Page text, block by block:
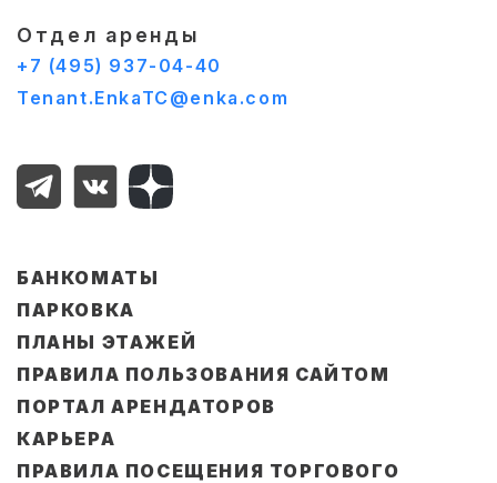
Отдел аренды
+7 (495) 937-04-40
Tenant.EnkaTC@enka.com
БАНКОМАТЫ
ПАРКОВКА
ПЛАНЫ ЭТАЖЕЙ
ПРАВИЛА ПОЛЬЗОВАНИЯ САЙТОМ
ПОРТАЛ АРЕНДАТОРОВ
КАРЬЕРА
ПРАВИЛА ПОСЕЩЕНИЯ ТОРГОВОГО